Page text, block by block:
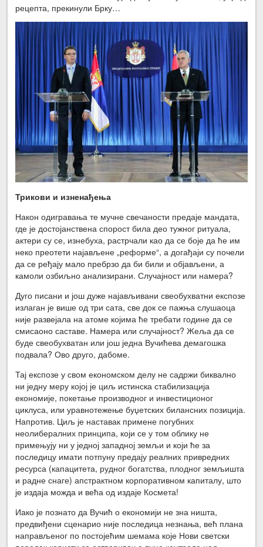
рецепта, прекинули Брку…
Трикови и изненађења
Након одигравања те мучне свечаности предаје мандата,
где је достојанствена спорост била део тужног ритуала,
актери су се, изнебуха, растрчали као да се боје да ће им
неко преотети најављене „реформе“, а догађаји су почели
да се ређају мало пребрзо да би били и објављени, а
камоли озбиљно анализирани. Случајност или намера?
Дуго писани и још дуже најављивани свеобухватни експозе
излаган је више од три сата, све док се пажња слушаоца
није развејала на атоме којима ће требати године да се
смисаоно саставе. Намера или случајност? Жеља да се
буде свеобухватан или још једна Вучићева демагошка
подвала? Ово друго, дабоме.
Тај експозе у свом економском делу не садржи биквално
ни једну меру којој је циљ истинска стабилизација
економије, покетање производног и инвестиционог
циклуса, или уравнотежење буџетских билансних позиција.
Напротив. Циљ је наставак примене погубних
неолибералних принципа, који се у том облику не
примењују ни у једној западној земљи и који ће за
последицу имати потпуну предају реалних привредних
ресурса (капацитета, рудног богатства, плодног земљишта
и радне снаге) апстрактном корпоративном капиталу, што
је издаја можда и већа од издаје Космета!
Иако је познато да Вучић о економији не зна ништа,
предвиђени сценарио није последица незнања, већ плана
направљеног по постојећим шемама које Нови светски